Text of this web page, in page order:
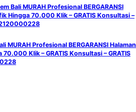
Bali MURAH Profesional BERGARANSI
Hingga 70.000 Klik – GRATIS Konsultasi –
MURAH Profesional BERGARANSI Halaman
70.000 Klik – GRATIS Konsultasi – GRATIS